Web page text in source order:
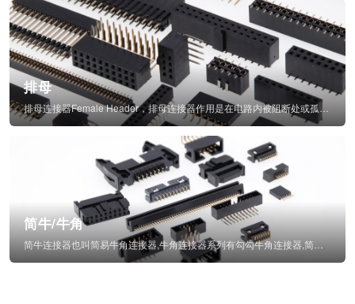
排母
排母连接器Female Header，排母连接器作用是在电路内被阻断处或孤立不通...
简牛/牛角